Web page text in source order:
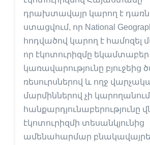
դրախտավայր կարող է
ստացվում, որ National
հոդվածով կարող է համոզել
որ էկոտուրիզմը եկամտաբեր
կառավարությունը
ռեսուրսներով և ողջ
մարմիններով չի
հանքարդյունաբերությունը
էկոտուրիզմի տեսանկյունից
ամենահարմար